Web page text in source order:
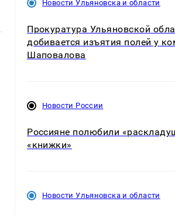
Новости Ульяновска и области
Прокуратура Ульяновской
добивается изъятия полей у
Шаповалова
Новости России
Россияне полюбили
«книжки»
Новости Ульяновска и области